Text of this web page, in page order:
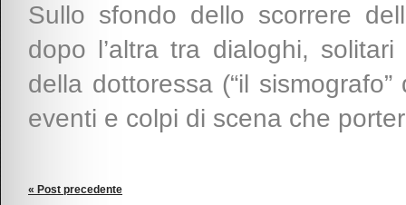
Sullo sfondo dello scorrere
dopo l’altra tra dialoghi,
della dottoressa (“il
eventi e colpi di scena che
« Post precedente